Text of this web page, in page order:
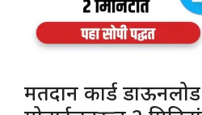
मतदान कार्ड